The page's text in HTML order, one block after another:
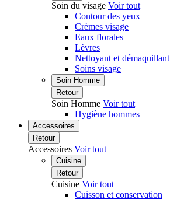
Soin du visage Voir tout
Contour des yeux
Crèmes visage
Eaux florales
Lèvres
Nettoyant et démaquillant
Soins visage
Soin Homme
Retour
Soin Homme Voir tout
Hygiène hommes
Accessoires
Retour
Accessoires Voir tout
Cuisine
Retour
Cuisine Voir tout
Cuisson et conservation